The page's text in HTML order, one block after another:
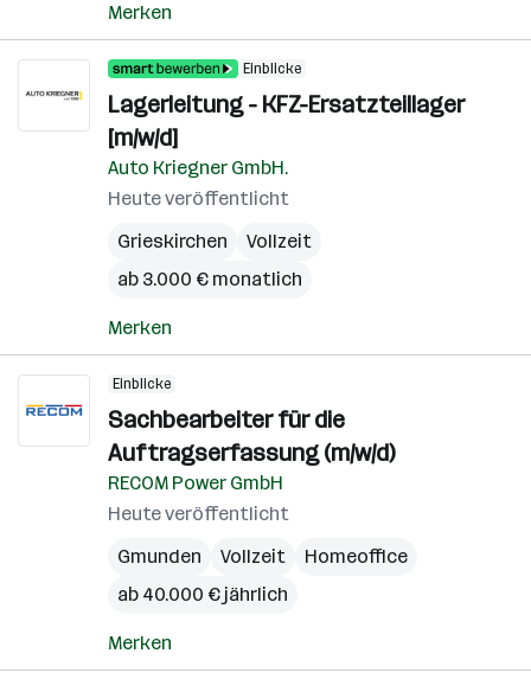
Merken
Einblicke
Lagerleitung - KFZ-Ersatzteillager
[m/w/d]
Auto Kriegner GmbH.
Heute veröffentlicht
Grieskirchen
Vollzeit
ab 3.000 € monatlich
Merken
Einblicke
Sachbearbeiter für die
Auftragserfassung (m/w/d)
RECOM Power GmbH
Heute veröffentlicht
Gmunden
Vollzeit
Homeoffice
ab 40.000 € jährlich
Merken